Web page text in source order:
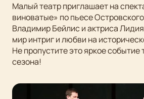
Малый театр приглашает на
виноватые» по пьесе
Владимир Бейлис и актриса
мир интриг и любви на
Не пропустите это яркое событие
сезона!